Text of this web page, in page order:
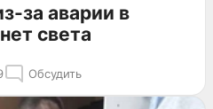
за аварии в
света
Обсудить